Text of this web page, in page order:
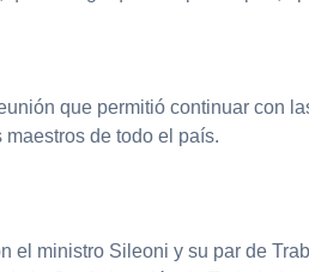
que permitió continuar con
de todo el país.
el ministro Sileoni y su par de